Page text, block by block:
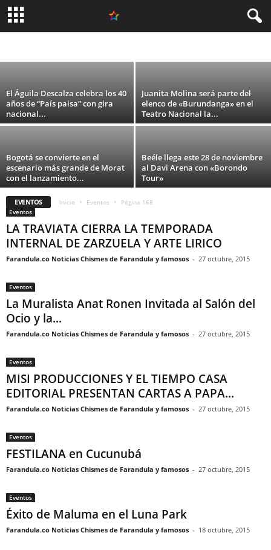
Última Función’, un cabaret noir
inmersivo...
El Águila Descalza celebra los 40
años de “País paisa” con gira
nacional...
Juanita Molina será parte del
elenco de «Burundanga» en el
Teatro Nacional la...
Bogotá se convierte en el
escenario más grande de Morat
con el lanzamiento...
Beéle llega este 28 de noviembre
al Davi Arena con «Borondo
Tour»
EVENTOS Inicio Eventos
Página 168
Eventos
LA TRAVIATA CIERRA LA TEMPORADA
INTERNAL DE ZARZUELA Y ARTE LIRICO
Farandula.co Noticias Chismes de Farandula y famosos - 27 octubre, 2015
Eventos
La Muralista Anat Ronen Invitada al Salón del
Ocio y la...
Farandula.co Noticias Chismes de Farandula y famosos - 27 octubre, 2015
Eventos
MISI PRODUCCIONES Y EL TIEMPO CASA
EDITORIAL PRESENTAN CARTAS A PAPA...
Farandula.co Noticias Chismes de Farandula y famosos - 27 octubre, 2015
Eventos
FESTILANA en Cucunubá
Farandula.co Noticias Chismes de Farandula y famosos - 27 octubre, 2015
Eventos
Éxito de Maluma en el Luna Park
Farandula.co Noticias Chismes de Farandula y famosos - 18 octubre, 2015